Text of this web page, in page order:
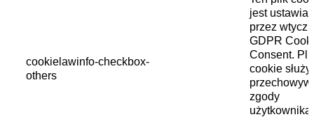
cookielawinfo-checkbox-
others
jest
przez
GDPR
Consent.
cookie służy
zgody
użytkownika